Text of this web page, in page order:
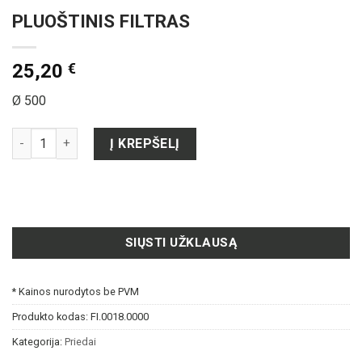
PLUOŠTINIS FILTRAS
25,20 €
Ø 500
produkto kiekis: PLUOŠTINIS FILTRAS
Į KREPŠELĮ
SIŲSTI UŽKLAUSĄ
* Kainos nurodytos be PVM
Produkto kodas: FI.0018.0000
Kategorija: Priedai